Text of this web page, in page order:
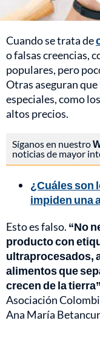
Cuando se trata de
o falsas creencias,
populares, pero
Otras aseguran
especiales, como
altos precios.
Síganos en nuestro
noticias de mayor
¿Cuáles son
impiden una
Esto es falso. “No
producto con
ultraprocesados,
alimentos que
crecen de la tierra”
Asociación
Ana María